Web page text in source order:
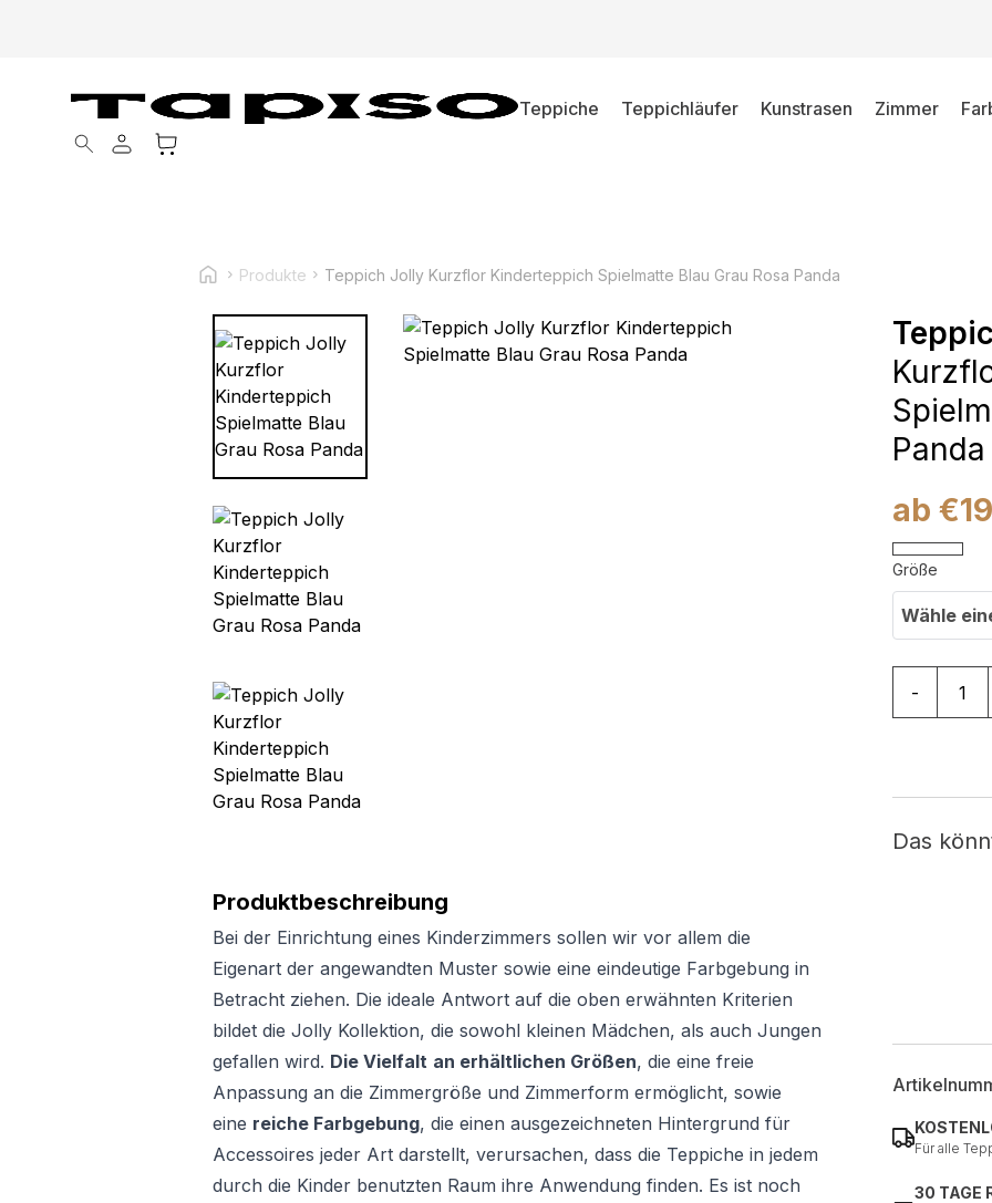
Teppiche Teppichläufer Kunstrasen Zimmer
Products search
Produkte Teppich Jolly Kurzflor Kinderteppich Spielmatte Blau Grau Rosa Panda
Produktbeschreibung
Bei der Einrichtung eines Kinderzimmers sollen wir vor allem die
Eigenart der angewandten Muster sowie eine eindeutige Farbgebung in
Betracht ziehen. Die ideale Antwort auf die oben erwähnten Kriterien
bildet die Jolly Kollektion, die sowohl kleinen Mädchen, als auch Jungen
gefallen wird. Die Vielfalt an erhältlichen Größen, die eine freie
Anpassung an die Zimmergröße und Zimmerform ermöglicht, sowie
eine reiche Farbgebung, die einen ausgezeichneten Hintergrund für
Accessoires jeder Art darstellt, verursachen, dass die Teppiche in jedem
durch die Kinder benutzten Raum ihre Anwendung finden. Es ist noch
Panda
ab €
Größe
Wähle
-
Das
Für alle
30 TAGE